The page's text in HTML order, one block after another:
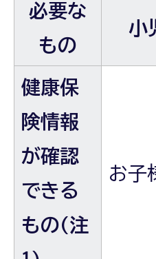
必要な
もの
小
健康保
険情報
が確認
できる
もの(注
お子